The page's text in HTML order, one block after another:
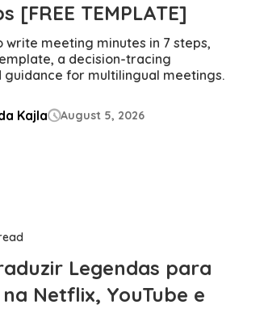
[FREE TEMPLATE]
write meeting minutes in 7 steps,
a decision-tracing
guidance for multilingual meetings.
KajlaAugust 5, 2026
Legendas para
Netflix, YouTube e